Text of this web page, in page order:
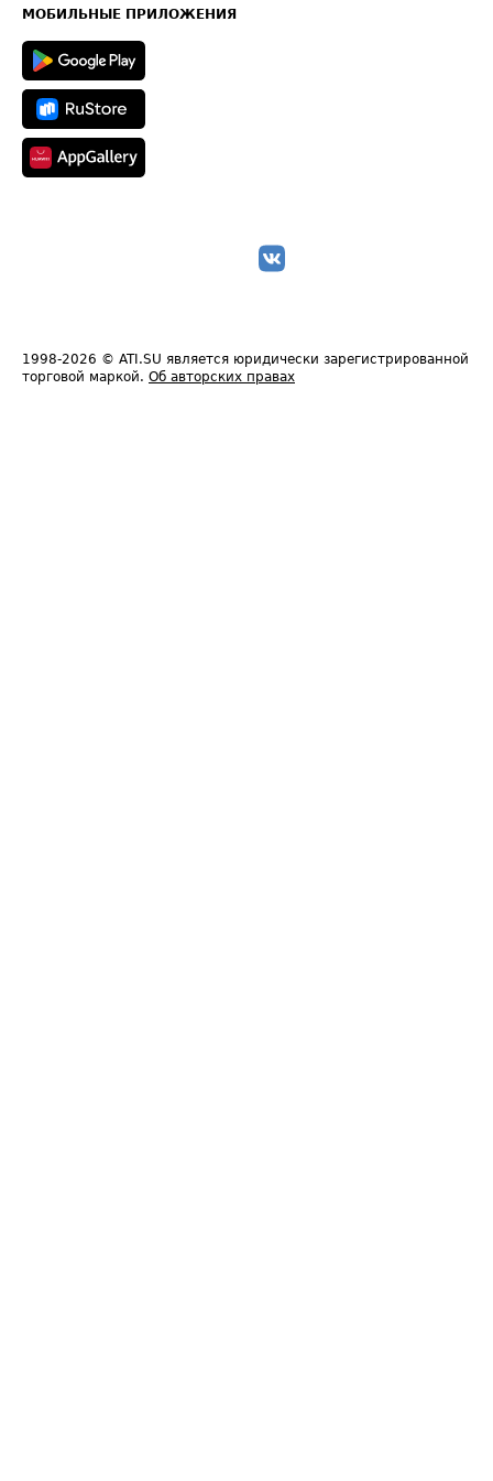
Техническая информация
МОБИЛЬНЫЕ ПРИЛОЖЕНИЯ
1998-2026 © ATI.SU является юридически зарегистрированной
торговой маркой. Об авторских правах